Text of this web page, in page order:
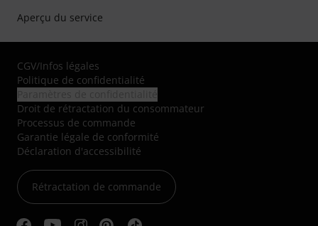
Aperçu du service
CGV/Infos légales
Politique de confidentialité
Droit de rétractation du consommateur
Processus de commande
Garantie légale de conformité
Déclaration d'accessibilité
Rétractation de commande